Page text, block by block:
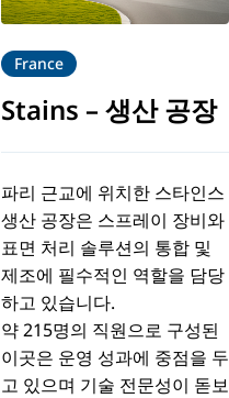
France
Stains – 생산 공장
파리 근교에 위치한 스타인스
생산 공장은 스프레이 장비와
표면 처리 솔루션의 통합 및
제조에 필수적인 역할을 담당
하고 있습니다.
약 215명의 직원으로 구성된
이곳은 운영 성과에 중점을 두
고 있으며 기술 전문성이 돋보